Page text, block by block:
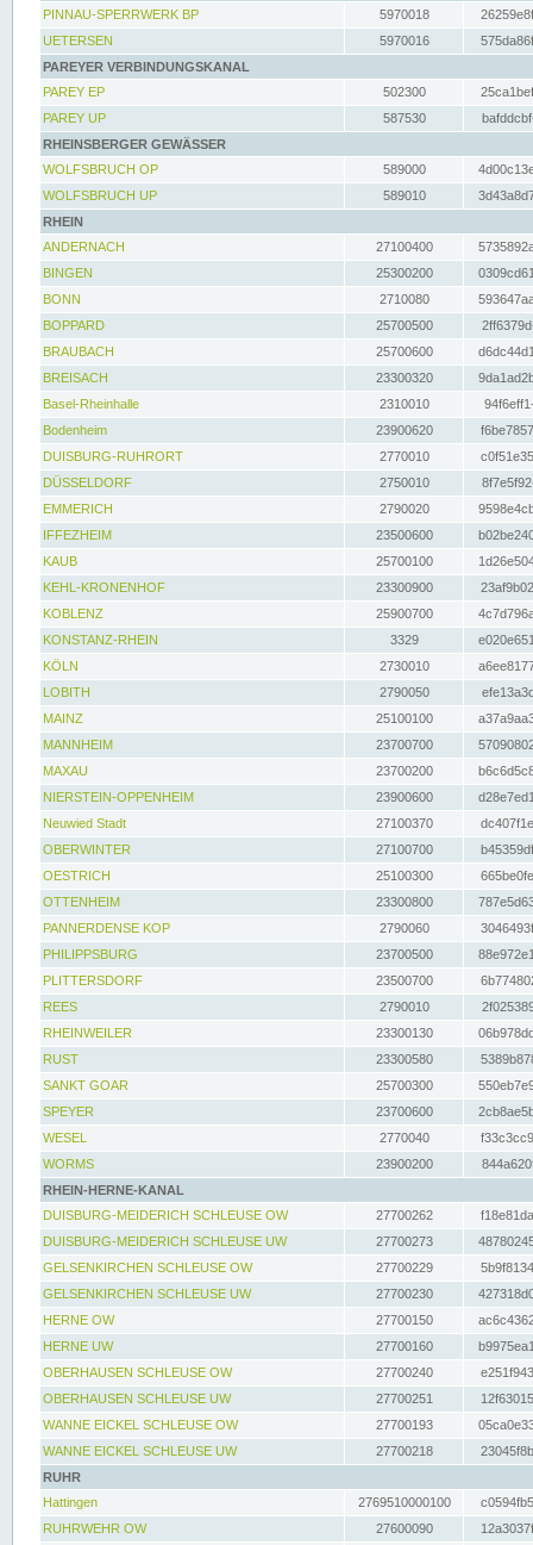
PINNAU-SPERRWERK BP
5970018
UETERSEN
5970016
PAREYER VERBINDUNGSKANAL
PAREY EP
502300
PAREY UP
587530
RHEINSBERGER GEWÄSSER
WOLFSBRUCH OP
589000
WOLFSBRUCH UP
589010
RHEIN
ANDERNACH
27100400
BINGEN
25300200
BONN
2710080
BOPPARD
25700500
BRAUBACH
25700600
BREISACH
23300320
Basel-Rheinhalle
2310010
Bodenheim
23900620
DUISBURG-RUHRORT
2770010
DÜSSELDORF
2750010
EMMERICH
2790020
IFFEZHEIM
23500600
KAUB
25700100
KEHL-KRONENHOF
23300900
KOBLENZ
25900700
KONSTANZ-RHEIN
3329
KÖLN
2730010
LOBITH
2790050
MAINZ
25100100
MANNHEIM
23700700
MAXAU
23700200
NIERSTEIN-OPPENHEIM
23900600
Neuwied Stadt
27100370
OBERWINTER
27100700
OESTRICH
25100300
OTTENHEIM
23300800
PANNERDENSE KOP
2790060
PHILIPPSBURG
23700500
PLITTERSDORF
23500700
REES
2790010
RHEINWEILER
23300130
RUST
23300580
SANKT GOAR
25700300
SPEYER
23700600
WESEL
2770040
WORMS
23900200
RHEIN-HERNE-KANAL
DUISBURG-MEIDERICH SCHLEUSE OW
27700262
DUISBURG-MEIDERICH SCHLEUSE UW
27700273
GELSENKIRCHEN SCHLEUSE OW
27700229
GELSENKIRCHEN SCHLEUSE UW
27700230
HERNE OW
27700150
HERNE UW
27700160
OBERHAUSEN SCHLEUSE OW
27700240
OBERHAUSEN SCHLEUSE UW
27700251
WANNE EICKEL SCHLEUSE OW
27700193
WANNE EICKEL SCHLEUSE UW
27700218
RUHR
Hattingen
2769510000100
RUHRWEHR OW
27600090